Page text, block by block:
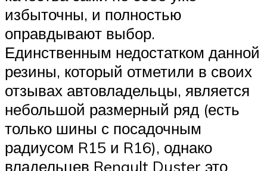
избыточны, и полностью
оправдывают выбор.
Единственным недостатком данной
резины, который отметили в своих
отзывах автовладельцы, является
небольшой размерный ряд (есть
только шины с посадочным
радиусом R15 и R16), однако
владельцев Renault Duster это